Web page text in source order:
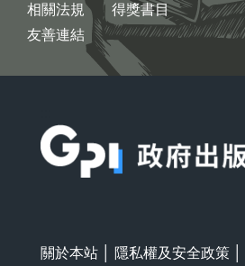
相關法規
友善連結
得獎書目
關於本站 隱私權及安全政策